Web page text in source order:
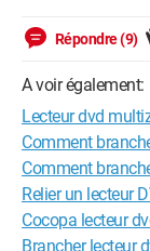
vendeur, que
lécteur! Merci
Configuration:
Répondre (9)
A voir également:
Lecteur dvd
Comment
Comment
Relier un lecteur
Cocopa lecteur
Brancher lecteur